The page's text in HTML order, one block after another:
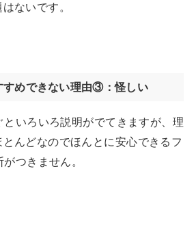
ないです。
すめできない理由③：怪しい
いろいろ説明がでてきますが、理
んどなのでほんとに安心できるフ
つきません。